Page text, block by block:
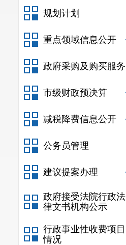
规划计划
重点领域信息公开
政府采购及购买服务
市级财政预决算
减税降费信息公开
公务员管理
建议提案办理
政府接受法院行政法
律文书机构公示
行政事业性收费项目
情况